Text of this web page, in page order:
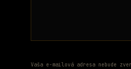
Vaša e-mailová adresa nebude